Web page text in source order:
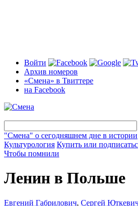
Войти
Архив номеров
«Смена» в Твиттере
на Facebook
"Смена" о сегодняшнем дне в истории
Культурология Купить или
Чтобы помнили
Ленин в Польше
Евгений Габрилович, Сергей